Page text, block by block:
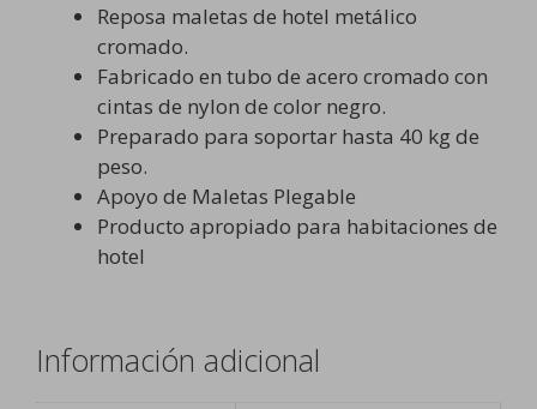
Reposa maletas de hotel metálico
cromado.
Fabricado en tubo de acero cromado con
cintas de nylon de color negro.
Preparado para soportar hasta 40 kg de
peso.
Apoyo de Maletas Plegable
Producto apropiado para habitaciones de
hotel
Información adicional